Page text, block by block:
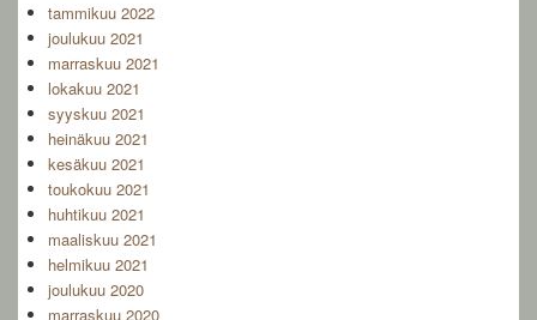
tammikuu 2022
joulukuu 2021
marraskuu 2021
lokakuu 2021
syyskuu 2021
heinäkuu 2021
kesäkuu 2021
toukokuu 2021
huhtikuu 2021
maaliskuu 2021
helmikuu 2021
joulukuu 2020
marraskuu 2020